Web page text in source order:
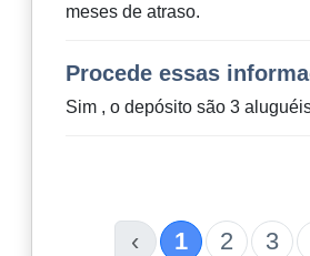
meses de atraso.
Procede essas
Sim , o depósito são 3
‹ 1 2 3